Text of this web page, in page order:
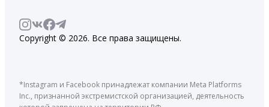
Copyright © 2026. Все права защищены.
*Instagram и Facebook принадлежат компании Meta Platforms
Inc., признанной экстремистской организацией, деятельность